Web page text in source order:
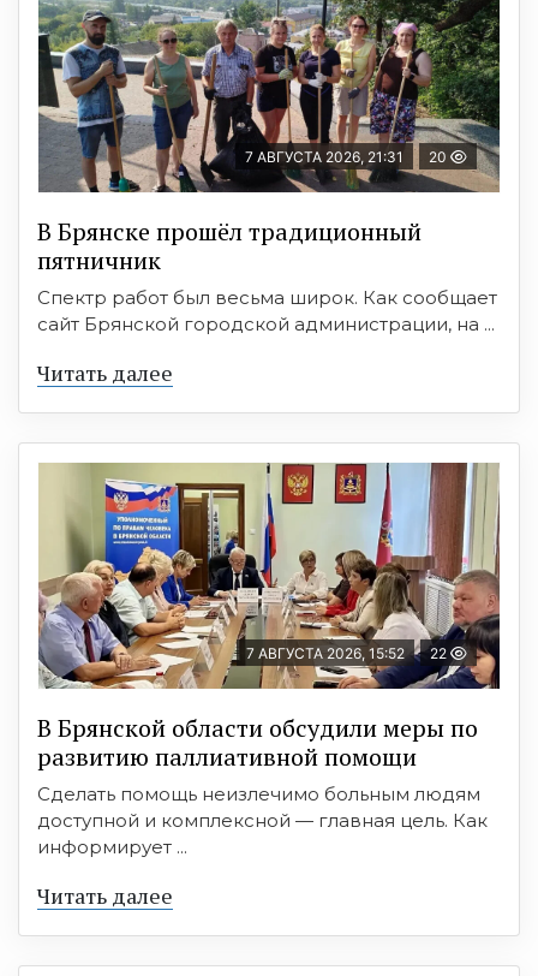
7 АВГУСТА 2026, 21:31 20
В Брянске прошёл традиционный
пятничник
Спектр работ был весьма широк. Как сообщает
сайт Брянской городской администрации, на ...
Читать далее
7 АВГУСТА 2026, 15:52 22
В Брянской области обсудили меры по
развитию паллиативной помощи
Сделать помощь неизлечимо больным людям
доступной и комплексной — главная цель. Как
информирует ...
Читать далее